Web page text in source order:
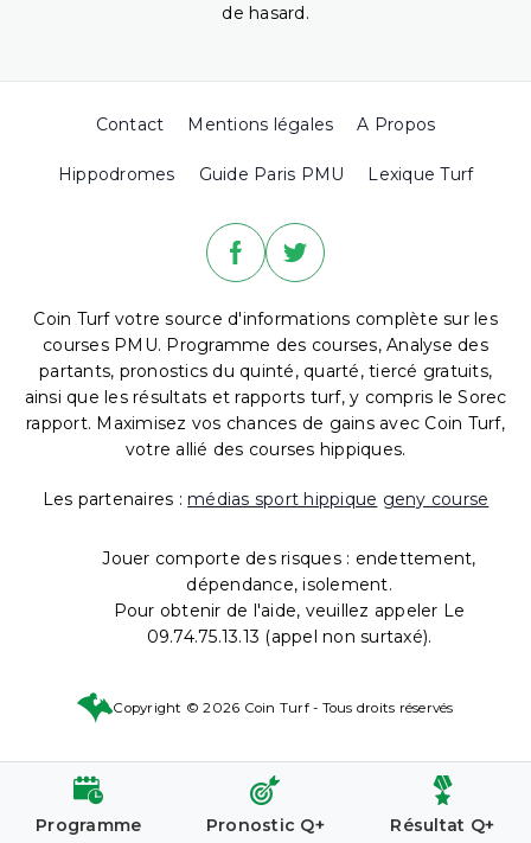
de hasard.
Contact Mentions légales A Propos
Hippodromes Guide Paris PMU Lexique Turf
Coin Turf votre source d'informations complète sur les
courses PMU. Programme des courses, Analyse des
partants, pronostics du quinté, quarté, tiercé gratuits,
ainsi que les résultats et rapports turf, y compris le Sorec
rapport. Maximisez vos chances de gains avec Coin Turf,
votre allié des courses hippiques.
Les partenaires : médias sport hippique geny course
Jouer comporte des risques : endettement,
dépendance, isolement.
Pour obtenir de l'aide, veuillez appeler Le
09.74.75.13.13 (appel non surtaxé).
Copyright © 2026 Coin Turf - Tous droits réservés
Programme Pronostic Q+ Résultat Q+